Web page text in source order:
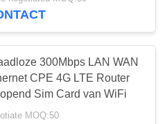
300Mbps LAN WAN
CPE 4G LTE Router
Sim Card van WiFi
MOQ:50